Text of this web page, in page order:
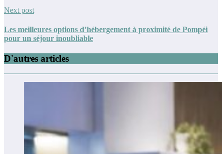
Next post
Les meilleures options d’hébergement à proximité de Pompéi
pour un séjour inoubliable
D'autres articles